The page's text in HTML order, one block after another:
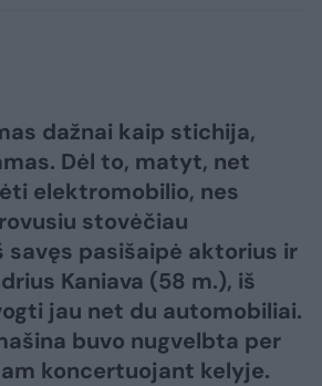
dažnai kaip stichija,
Dėl to, matyt, net
elektromobilio, nes
stovėčiau
savęs pasišaipė aktorius ir
Kaniava (58 m.), iš
jau net du automobiliai.
buvo nugvelbta per
koncertuojant kelyje.